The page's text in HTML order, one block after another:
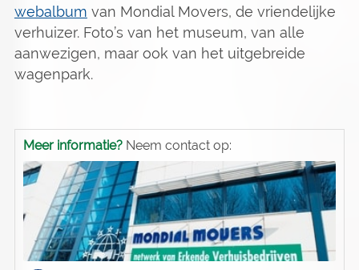
webalbum van Mondial Movers, de vriendelijke
verhuizer. Foto’s van het museum, van alle
aanwezigen, maar ook van het uitgebreide
wagenpark.
Meer informatie?Neem contact op: